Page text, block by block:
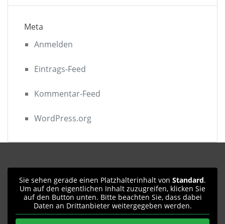
Meta
Anmelden
Eintrags-Feed
Kommentar-Feed
WordPress.org
Sie sehen gerade einen Platzhalterinhalt von Standard.
Um auf den eigentlichen Inhalt zuzugreifen, klicken Sie
auf den Button unten. Bitte beachten Sie, dass dabei
Daten an Drittanbieter weitergegeben werden.